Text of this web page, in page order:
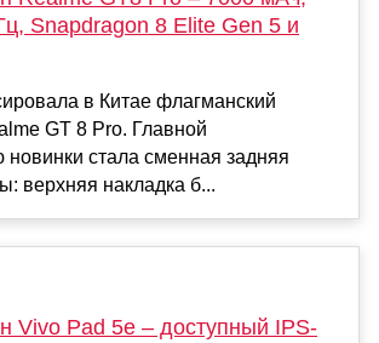
Snapdragon 8 Elite Gen 5 и
в Китае флагманский
GT 8 Pro. Главной
новинки стала сменная задняя
верхняя накладка б...
Vivo Pad 5e – доступный IPS-